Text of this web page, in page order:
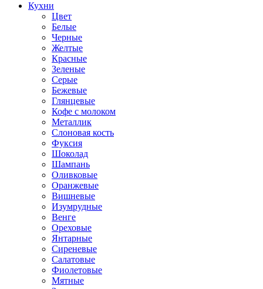
Кухни
Цвет
Белые
Черные
Желтые
Красные
Зеленые
Серые
Бежевые
Глянцевые
Кофе с молоком
Металлик
Слоновая кость
Фуксия
Шоколад
Шампань
Оливковые
Оранжевые
Вишневые
Изумрудные
Венге
Ореховые
Янтарные
Сиреневые
Салатовые
Фиолетовые
Мятные